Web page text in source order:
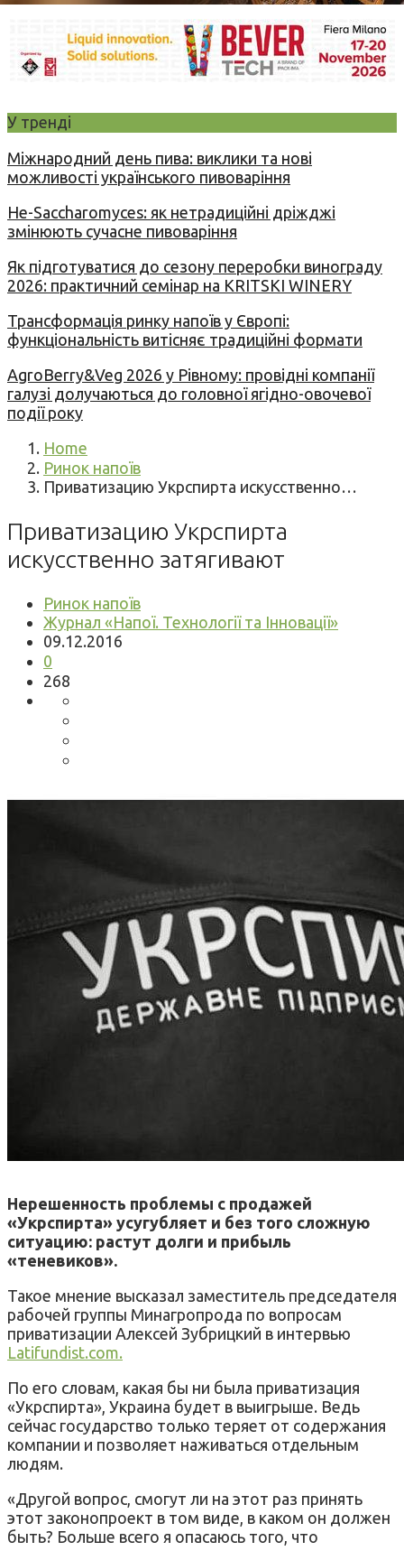
У тренді
Міжнародний день пива: виклики та нові
можливості українського пивоваріння
Не-Saccharomyces: як нетрадиційні дріжджі
змінюють сучасне пивоваріння
Як підготуватися до сезону переробки винограду
2026: практичний семінар на KRITSKI WINERY
Трансформація ринку напоїв у Європі:
функціональність витісняє традиційні формати
AgroBerry&Veg 2026 у Рівному: провідні компанії
галузі долучаються до головної ягідно-овочевої
події року
Home
Ринок напоїв
Приватизацию Укрспирта искусственно…
Приватизацию Укрспирта
искусственно затягивают
Ринок напоїв
Журнал «Напої. Технології та Інновації»
09.12.2016
0
268
Нерешенность проблемы с продажей
«Укрспирта» усугубляет и без того сложную
ситуацию: растут долги и прибыль
«теневиков».
Такое мнение высказал заместитель председателя
рабочей группы Минагропрода по вопросам
приватизации Алексей Зубрицкий в интервью
Latifundist.com.
По его словам, какая бы ни была приватизация
«Укрспирта», Украина будет в выигрыше. Ведь
сейчас государство только теряет от содержания
компании и позволяет наживаться отдельным
людям.
«Другой вопрос, смогут ли на этот раз принять
этот законопроект в том виде, в каком он должен
быть? Больше всего я опасаюсь того, что